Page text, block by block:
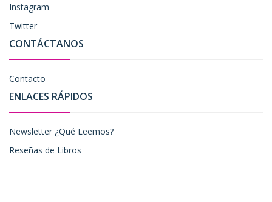
Instagram
Twitter
CONTÁCTANOS
Contacto
ENLACES RÁPIDOS
Newsletter ¿Qué Leemos?
Reseñas de Libros